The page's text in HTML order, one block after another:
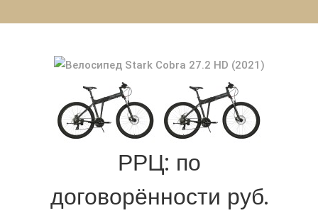
РРЦ: по
договорённости руб.